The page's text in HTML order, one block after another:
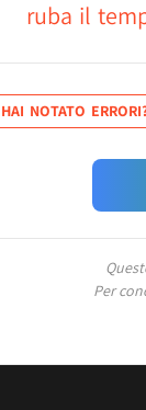
ruba il
HAI NOTATO
Per